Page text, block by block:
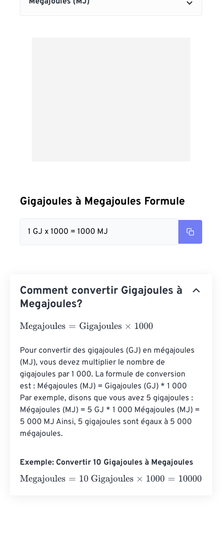
Gigajoules à Megajoules Formule
1 GJ x 1000 = 1000 MJ
Comment convertir Gigajoules à
Megajoules?
Megajoules= Gigajoules×1000
Pour convertir des gigajoules (GJ) en mégajoules
(MJ), vous devez multiplier le nombre de
gigajoules par 1 000. La formule de conversion
est : Mégajoules (MJ) = Gigajoules (GJ) * 1 000
Par exemple, disons que vous avez 5 gigajoules :
Mégajoules (MJ) = 5 GJ * 1 000 Mégajoules (MJ) =
5 000 MJ Ainsi, 5 gigajoules sont égaux à 5 000
mégajoules.
Exemple: Convertir 10 Gigajoules à Megajoules
Megajoules= 10 Gigajoules×1000 =10000 Megajoules